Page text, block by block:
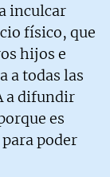
inculcar
físico, que
hijos e
a todas las
a difundir
es
poder